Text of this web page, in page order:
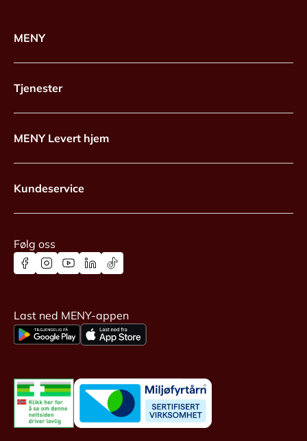
MENY
Tjenester
MENY Levert hjem
Kundeservice
Følg oss
Last ned MENY-appen